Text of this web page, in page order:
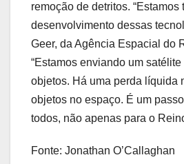
remoção de detritos.
desenvolvimento dessas
Geer, da Agência Espacial do
“Estamos enviando um
objetos. Há uma perda líquida
objetos no espaço. É um
todos, não apenas para o
Fonte: Jonathan O’Callaghan